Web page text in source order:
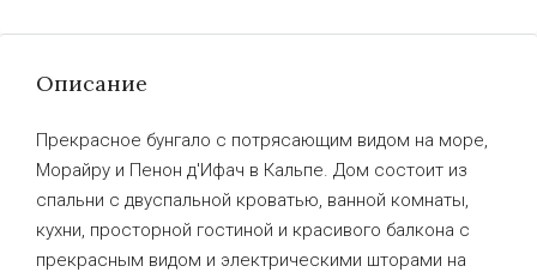
Описание
Прекрасное бунгало с потрясающим видом на море,
Морайру и Пенон д'Ифач в Кальпе. Дом состоит из
спальни с двуспальной кроватью, ванной комнаты,
кухни, просторной гостиной и красивого балкона с
прекрасным видом и электрическими шторами на